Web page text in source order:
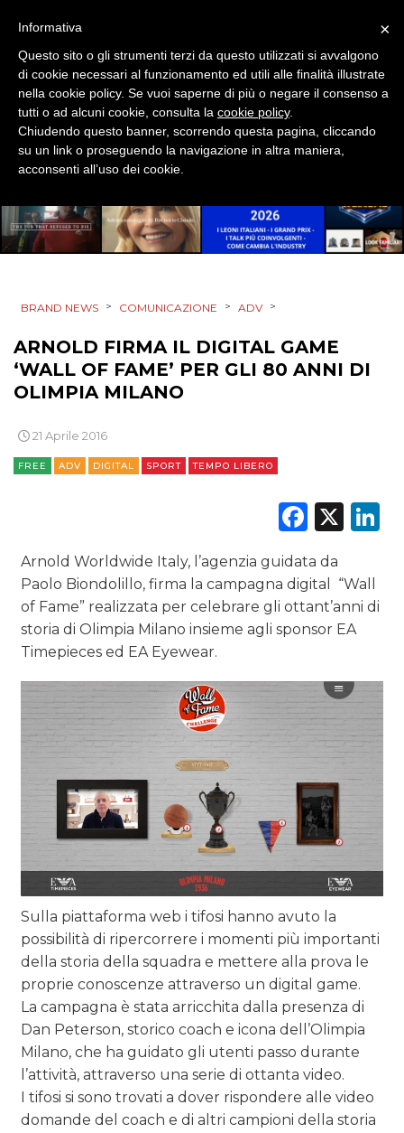
PRODOTTI
PUNTI VENDITA
CSR
STRATEGIE
CINEMA
ESTERNA
TV
DATI
PREVISIONI/SCENARI
NORMATIVE
CASE HISTORY
OPINIONI
BRAND NEWS > COMUNICAZIONE > ADV >
ARNOLD FIRMA IL DIGITAL GAME
‘WALL OF FAME’ PER GLI 80 ANNI DI
OLIMPIA MILANO
21 Aprile 2016
FREE ADV DIGITAL SPORT TEMPO LIBERO
X
Arnold Worldwide Italy, l’agenzia guidata da
Paolo Biondolillo, firma la campagna digital “Wall
of Fame” realizzata per celebrare gli ottant’anni di
storia di Olimpia Milano insieme agli sponsor EA
Timepieces ed EA Eyewear.
Sulla piattaforma web i tifosi hanno avuto la
possibilità di ripercorrere i momenti più importanti
della storia della squadra e mettere alla prova le
proprie conoscenze attraverso un digital game.
La campagna è stata arricchita dalla presenza di
Dan Peterson, storico coach e icona dell’Olimpia
Milano, che ha guidato gli utenti passo durante
l’attività, attraverso una serie di ottanta video.
I tifosi si sono trovati a dover rispondere alle video
domande del coach e di altri campioni della storia
×
Informativa
Questo sito o gli strumenti terzi da questo utilizzati si avvalgono
di cookie necessari al funzionamento ed utili alle finalità illustrate
nella cookie policy. Se vuoi saperne di più o negare il consenso a
tutti o ad alcuni cookie, consulta la cookie policy.
Chiudendo questo banner, scorrendo questa pagina, cliccando
su un link o proseguendo la navigazione in altra maniera,
acconsenti all’uso dei cookie.